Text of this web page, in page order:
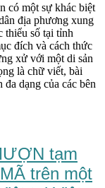
có một sự khác biệt
địa phương xung
thiểu số tại tỉnh
đích và cách thức
xử với một di sản
là chữ viết, bài
dạng của các bên
tạm
trên một